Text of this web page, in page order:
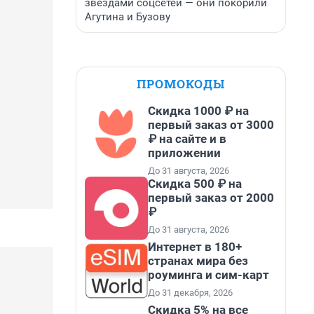
звездами соцсетей — они покорили
Агутина и Бузову
ПРОМОКОДЫ
Скидка 1000 ₽ на
первый заказ от 3000
₽ на сайте и в
приложении
До 31 августа, 2026
Скидка 500 ₽ на
первый заказ от 2000
₽
До 31 августа, 2026
Интернет в 180+
странах мира без
роуминга и сим-карт
До 31 декабря, 2026
Скидка 5% на все